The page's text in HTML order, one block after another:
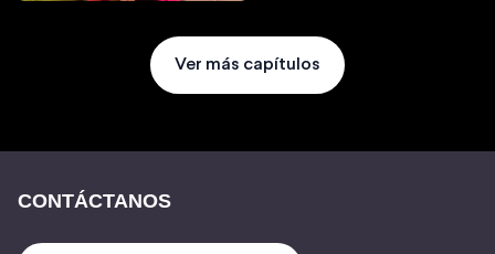
Ver más capítulos
CONTÁCTANOS